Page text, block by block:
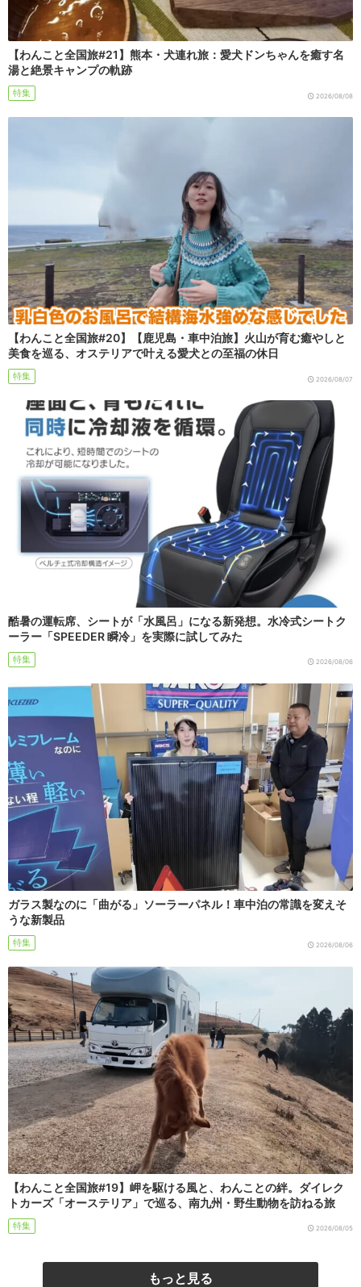
【わんこと全国旅#21】熊本・犬連れ旅：愛犬ドンちゃんを癒す名
湯と絶景キャンプの軌跡
特集 2026/08/08
【わんこと全国旅#20】【鹿児島・車中泊旅】火山が育む癒やしと
美食を巡る、オステリアで叶える愛犬との至福の休日
特集 2026/08/07
酷暑の運転席、シートが「水風呂」になる新発想。水冷式シートク
ーラー「SPEEDER 瞬冷」を実際に試してみた
特集 2026/08/06
ガラス製なのに「曲がる」ソーラーパネル！車中泊の常識を変えそ
うな新製品
特集 2026/08/06
【わんこと全国旅#19】岬を駆ける風と、わんことの絆。ダイレク
トカーズ「オーステリア」で巡る、南九州・野生動物を訪ねる旅
特集 2026/08/05
もっと見る